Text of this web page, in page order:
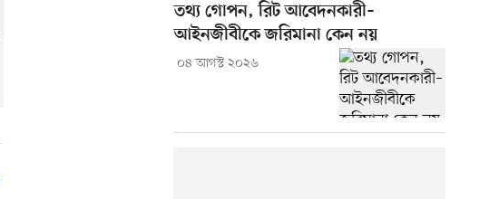
তথ্য গোপন, রিট আবেদনকারী–
আইনজীবীকে জরিমানা কেন নয়
০৪ আগস্ট ২০২৬